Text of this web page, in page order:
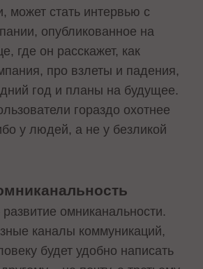
может стать интервью с
опубликованное на
где он расскажет, как
про взлеты и падения,
год и планы на будущее.
гораздо охотнее
у людей, а не у безликой
омниканальности.
каналы коммуникаций,
будет удобно написать